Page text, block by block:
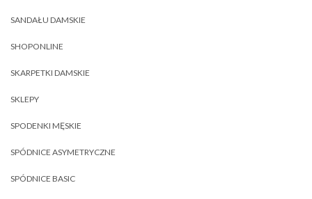
SANDAŁU DAMSKIE
SHOPONLINE
SKARPETKI DAMSKIE
SKLEPY
SPODENKI MĘSKIE
SPÓDNICE ASYMETRYCZNE
SPÓDNICE BASIC